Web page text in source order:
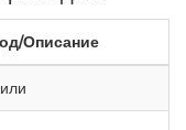
Описание